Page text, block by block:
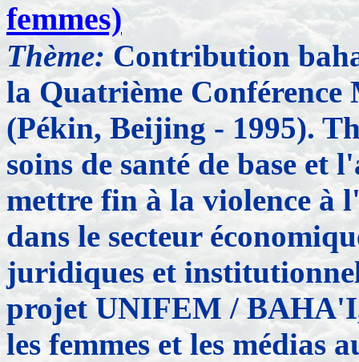
femmes)
Thème:Contribution
la Quatrième Conférence
(Pékin, Beijing - 1995).
soins de santé de base et
mettre fin à la violence à
dans le secteur
juridiques et
projet UNIFEM / BAHA'I,
les femmes et les médias